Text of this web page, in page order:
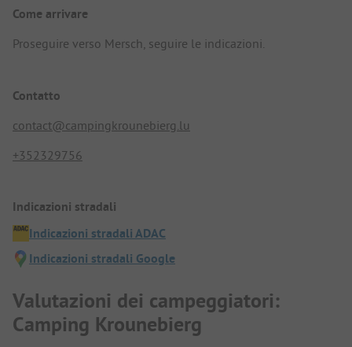
Come arrivare
Proseguire verso Mersch, seguire le indicazioni.
Contatto
contact@campingkrounebierg.lu
+352329756
Indicazioni stradali
Indicazioni stradali ADAC
Indicazioni stradali Google
Valutazioni dei campeggiatori:
Camping Krounebierg